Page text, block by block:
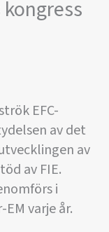
EFC-
av det
av
av FIE.
i
varje år.